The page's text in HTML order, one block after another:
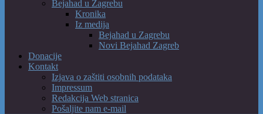
Bejahad u Zagrebu
Kronika
Iz medija
Bejahad u Zagrebu
Novi Bejahad Zagreb
Donacije
Kontakt
Izjava o zaštiti osobnih podataka
Impressum
Redakcija Web stranica
Pošaljite nam e-mail